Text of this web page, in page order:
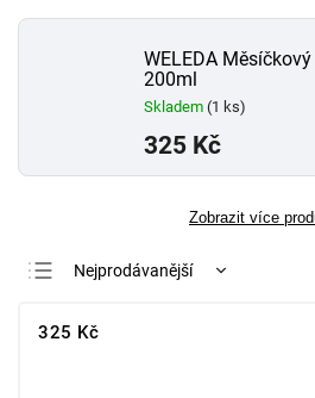
WELEDA
200ml
Skladem (1 ks)
325 Kč
Zobrazit více
Nejprodávanější
325 Kč